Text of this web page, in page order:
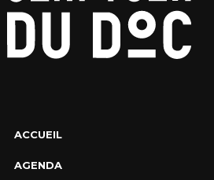
ACCUEIL
AGENDA